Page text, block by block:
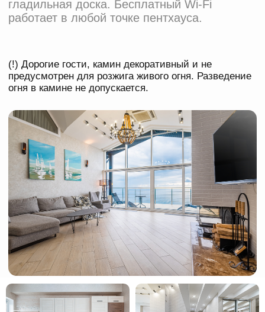
узнать подробнее +
Мы ориентируемся
на семейные ценности
Настоящий отдых с близкими — это моменты,
которые остаются в памяти навсегда: смех детей,
спокойный вечер на берегу Черного моря, шорох
леса и вкусный ужин в кругу семьи.
Семейный отдых